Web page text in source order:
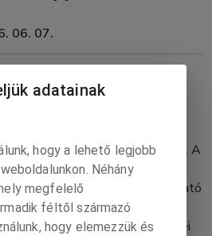
06. 07.
Könyvhéten
lesz a 97. Ünnepi Könyvhéten
Bázis-programok az oldal alján. A
magyar kiadó – a Bázis
Anser, a Fórum Kisebbségkutató
Kalligram, a Pozsonyi Kifli, a
Goods és a NAP Kiadó könyvei
adatainak
hogy a lehető legjobb
Néhány
megfelelő
féltől származó
hogy elemezzük és